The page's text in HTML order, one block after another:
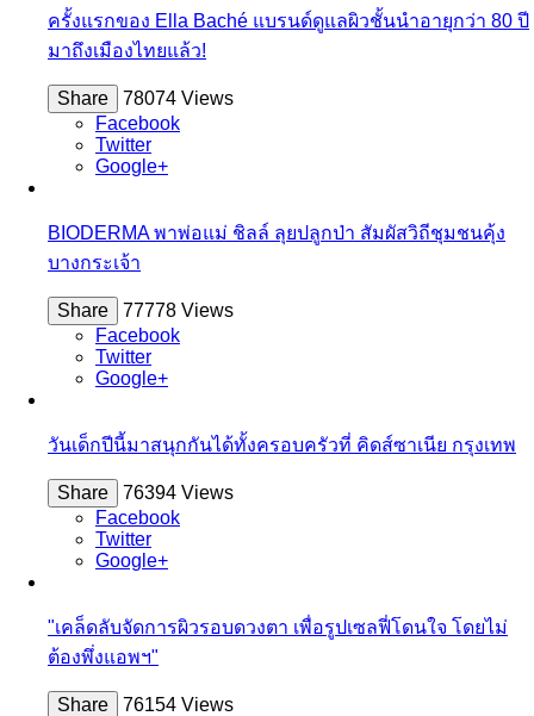
ครั้งแรกของ Ella Baché แบรนด์ดูแลผิวชั้นนำอายุกว่า 80 ปี
มาถึงเมืองไทยแล้ว!
Share
78074 Views
Facebook
Twitter
Google+
BIODERMA พาพ่อแม่ ชิลล์ ลุยปลูกป่า สัมผัสวิถีชุมชนคุ้ง
บางกระเจ้า
Share
77778 Views
Facebook
Twitter
Google+
วันเด็กปีนี้มาสนุกกันได้ทั้งครอบครัวที่ คิดส์ซาเนีย กรุงเทพ
Share
76394 Views
Facebook
Twitter
Google+
"เคล็ดลับจัดการผิวรอบดวงตา เพื่อรูปเซลฟี่โดนใจ โดยไม่
ต้องพึ่งแอพฯ"
Share
76154 Views